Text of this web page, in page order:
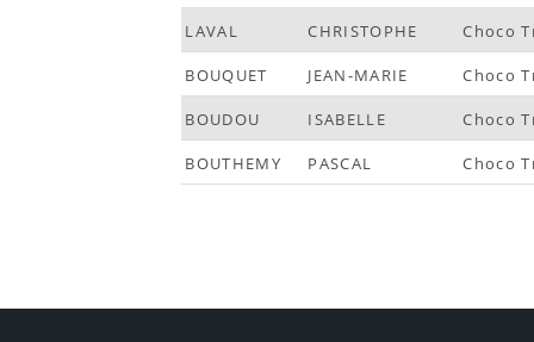
LAVAL CHRISTOPHE Choco
BOUQUET JEAN-MARIE Choco
BOUDOU ISABELLE Choco
BOUTHEMY PASCAL Choco